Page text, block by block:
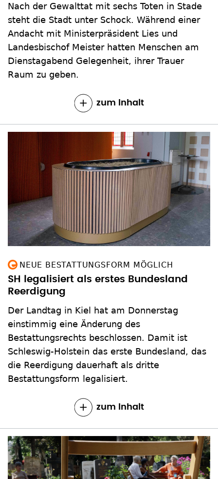
Nach der Gewalttat mit sechs Toten in Stade
steht die Stadt unter Schock. Während einer
Andacht mit Ministerpräsident Lies und
Landesbischof Meister hatten Menschen am
Dienstagabend Gelegenheit, ihrer Trauer
Raum zu geben.
zum Inhalt
NEUE BESTATTUNGSFORM MÖGLICH
SH legalisiert als erstes Bundesland
Reerdigung
Der Landtag in Kiel hat am Donnerstag
einstimmig eine Änderung des
Bestattungsrechts beschlossen. Damit ist
Schleswig-Holstein das erste Bundesland, das
die Reerdigung dauerhaft als dritte
Bestattungsform legalisiert.
zum Inhalt